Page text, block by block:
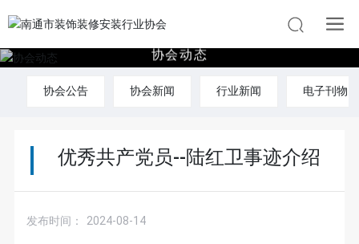
协会动态
协会公告 协会新闻 行业新闻 电子刊物
优秀共产党员--陆红卫事迹介绍
发布时间： 2024-08-14